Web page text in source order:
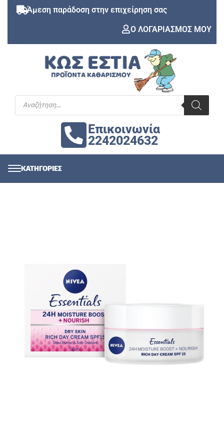
Άμεση παράδοση στην επιχείρηση σας
Ο ΛΟΓΑΡΙΑΣΜΟΣ ΜΟΥ
Επικοινωνία
2242024632